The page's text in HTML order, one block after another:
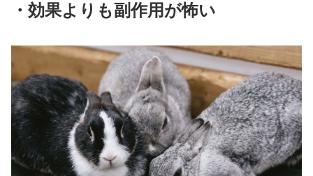
・効果よりも副作用が怖い